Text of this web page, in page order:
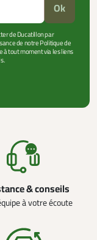
Ok
de Ducatillon par
de notre Politique de
à tout moment via les liens
& conseils
à votre écoute